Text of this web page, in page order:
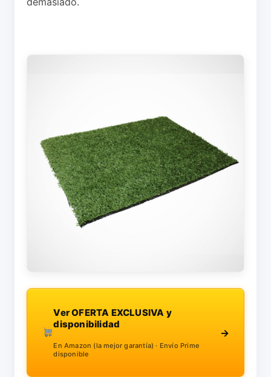
Ver OFERTA EXCLUSIVA y
disponibilidad
En Amazon (la mejor garantía) · Envío Prime
disponible
→